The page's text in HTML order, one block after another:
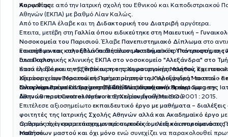
Κορινθίας.
Αποφοίτησε από την Ιατρική σχολή του Εθνικού και Καποδιστριακού
Αθηνών (ΕΚΠΑ) με βαθμό Λίαν Καλώς.
Από το ΕΚΠΑ έλαβε και τη Διδακτορική του Διατριβή αργότερα.
Έπειτα, μετέβη στη Γαλλία όπου ειδικεύτηκε στη Μαιευτική –
Νοσοκομεία του Παρισιού. Έλαβε Πανεπιστημιακό Δίπλωμα στο
κακοήθων και καλοήθων παθήσεων μαστούαπό τοΠανεπιστήμιο
στο Παρισι.
Επιστρέφοντας στην Ελλάδα διετέλεσεΑκαδημαϊκός Υπότροφος της
Γυναικολογικής κλινικής ΕΚΠΑ στο νοσοκομείο "Αλεξάνδρα" στο
όπου έλαβε και τηνΕξειδίκευση της Χειρουργικής Μαστού.Έχει
εξετάσεις, τηνΕυρωπαϊκή Πιστοποίηση στη Χειρουργική Μαστού -
European Board of Surgery (FEBS),Qualification in Breast Surgery.
Κατά τη διάρκεια της θητείας του πραγματοποίησεπλήθος και
Χειρουργείων Μαστούστο τμήμα μαστού του "Αλεξάνδρα" το οποίο
αναγνωρισμένο κέντρο μαστού διεθνώς αφού ανήκει στο
δίκτυο Breast Centres Network. Επιπλέον διαθέτει ISO 9001 : 2015.
Ολοκλήρωσε με Επιτυχία το ΠρώτοΜεταπτυχιακό Πρόγραμμα της
Αθηνών προσανατολισμένο στη Χειρουργική Μαστού.
Επιτέλεσε αξιοσημείωτο εκπαιδευτικό έργο με μαθήματα –
φοιτητές της Ιατρικής Σχολής Αθηνών αλλά και Ακαδημαϊκό έργο
άρθρων σε έγκριτα επιστημονικά περιοδικά με ειδικό αντικείμενο τις
Μαστού.
Ο ιατρός έχει συμμετάσχει με προσωπικέςομιλίες και παρουσιάσεις
παθήσεων μαστού και όχι μόνο ενώ συνεχίζει να παρακολουθεί